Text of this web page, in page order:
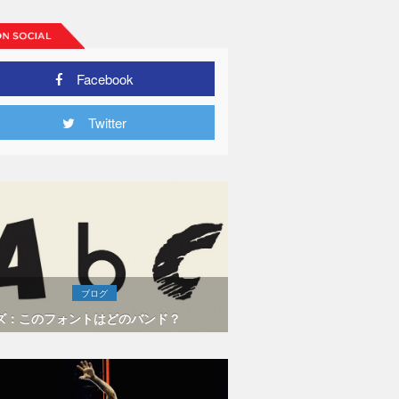
Facebook
Twitter
ブログ
：このフォントはどのバンド？